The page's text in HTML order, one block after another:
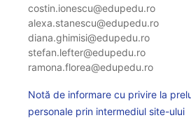
costin.ionescu@edupedu.ro
alexa.stanescu@edupedu.ro
diana.ghimisi@edupedu.ro
stefan.lefter@edupedu.ro
ramona.florea@edupedu.ro
Notă de informare cu privire la
personale prin intermediul site-ului